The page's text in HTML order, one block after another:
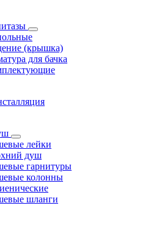
(крышка)
для бачка
лейки
душ
гарнитуры
колонны
шланги